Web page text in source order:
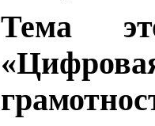
Тема